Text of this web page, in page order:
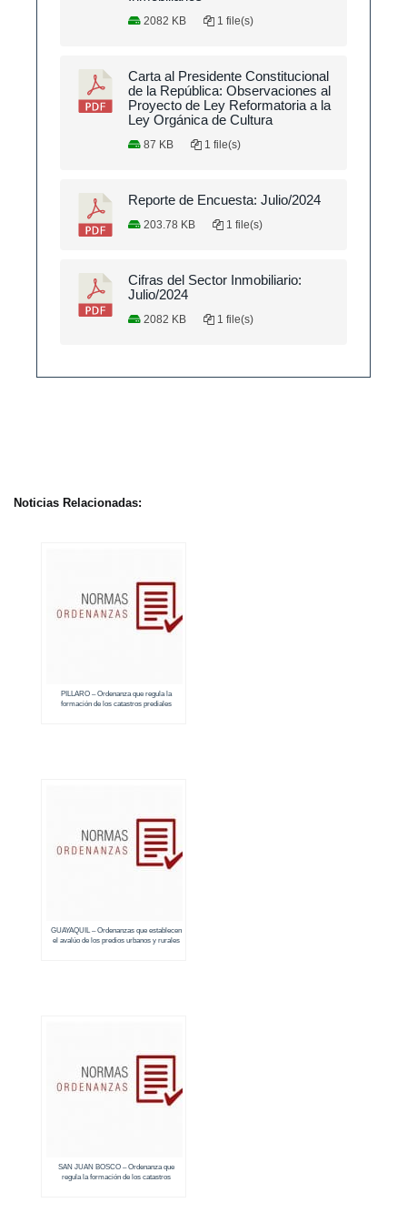
2082 KB 1 file(s)
Carta al Presidente Constitucional
de la República: Observaciones al
Proyecto de Ley Reformatoria a la
Ley Orgánica de Cultura
87 KB 1 file(s)
Reporte de Encuesta: Julio/2024
203.78 KB 1 file(s)
Cifras del Sector Inmobiliario:
Julio/2024
2082 KB 1 file(s)
Noticias Relacionadas:
PILLARO – Ordenanza que regula la
formación de los catastros prediales
GUAYAQUIL – Ordenanzas que establecen
el avalúo de los predios urbanos y rurales
SAN JUAN BOSCO – Ordenanza que
regula la formación de los catastros